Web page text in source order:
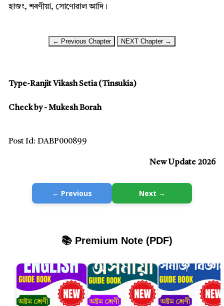
হাজং, শৰণীয়া, সোণোৱাল আদি।
← Previous Chapter NEXT Chapter →
Type-Ranjit Vikash Setia (Tinsukia)
Check by - Mukesh Borah
Post Id: DABP000899
New Update 2026
← Previous Next →
📚 Premium Note (PDF)